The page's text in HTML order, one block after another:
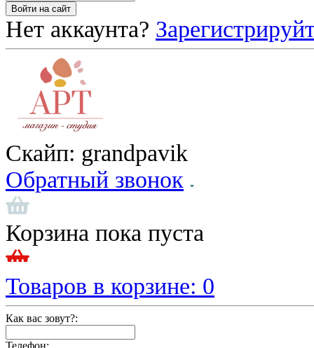
Нет аккаунта?
Скайп: grandpavik
Обратный звонок
Корзина пока пуста
Товаров в корзине: 0
Как вас зовут?:
Телефон: